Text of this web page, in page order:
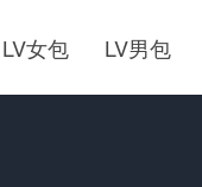
LV女包 LV男包